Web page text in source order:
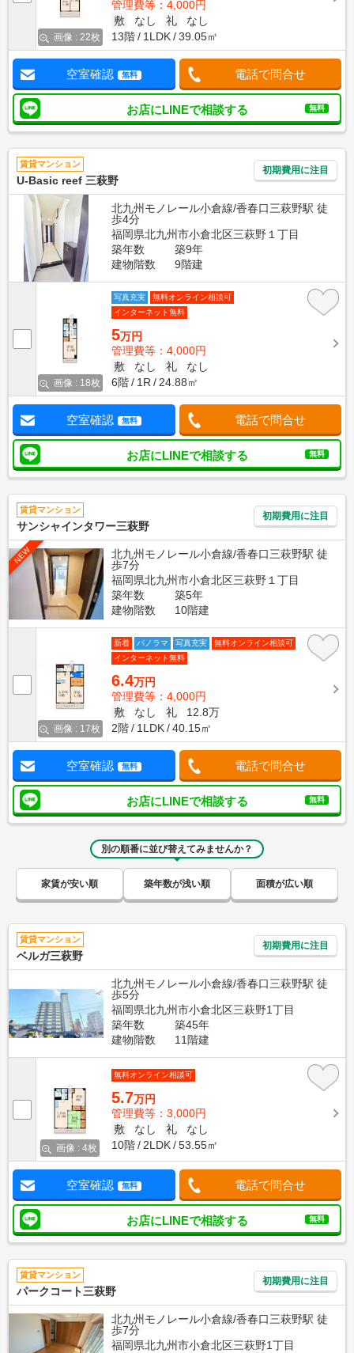
画像 : 22枚
管理費等：4,000円
敷
なし 礼
なし
13階
1LDK 39.05㎡
空室確認 無料 電話で問合せ
お店にLINEで相談する 無料
賃貸マンション
U-Basic reef 三萩野
初期費用に注目
北九州モノレール小倉線/香春口三萩野駅 徒
歩4分
福岡県北九州市小倉北区三萩野１丁目
築年数
築9年
建物階数
9階建
画像 : 18枚
写真充実
無料オンライン相談可
インターネット無料
5万円
管理費等：4,000円
敷
なし 礼
なし
6階
1R 24.88㎡
空室確認 無料 電話で問合せ
お店にLINEで相談する 無料
賃貸マンション
サンシャインタワー三萩野
初期費用に注目
NEW
北九州モノレール小倉線/香春口三萩野駅 徒
歩7分
福岡県北九州市小倉北区三萩野１丁目
築年数
築5年
建物階数
10階建
画像 : 17枚
新着 パノラマ 写真充実
無料オンライン相談可
インターネット無料
6.4万円
管理費等：4,000円
敷
なし 礼
12.8万
2階
1LDK 40.15㎡
空室確認 無料 電話で問合せ
お店にLINEで相談する 無料
別の順番に並び替えてみませんか？
家賃が安い順 築年数が浅い順 面積が広い順
賃貸マンション
ベルガ三萩野
初期費用に注目
北九州モノレール小倉線/香春口三萩野駅 徒
歩5分
福岡県北九州市小倉北区三萩野1丁目
築年数
築45年
建物階数
11階建
画像 : 4枚
無料オンライン相談可
5.7万円
管理費等：3,000円
敷
なし 礼
なし
10階
2LDK 53.55㎡
空室確認 無料 電話で問合せ
お店にLINEで相談する 無料
賃貸マンション
パークコート三萩野
初期費用に注目
北九州モノレール小倉線/香春口三萩野駅 徒
歩7分
福岡県北九州市小倉北区三萩野1丁目